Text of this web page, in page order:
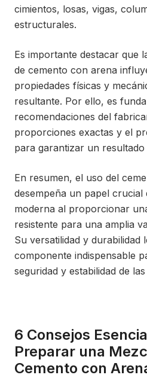
cimientos, losas, vigas,
estructurales.
Es importante destacar que
de cemento con arena
propiedades físicas y
resultante. Por ello, es
recomendaciones del
proporciones exactas y el
para garantizar un resultado
En resumen, el uso del
desempeña un papel
moderna al proporcionar
resistente para una amplia
Su versatilidad y durabilidad
componente indispensable
seguridad y estabilidad de
6 Consejos
Preparar una
Cemento con